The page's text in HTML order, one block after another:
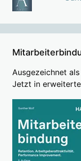
Ausgezeichnet
Jetzt in